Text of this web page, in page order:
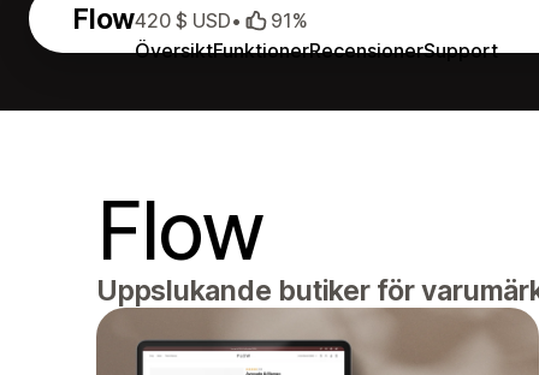
Flow
ÖversiktFunktionerRecensionerSupport
420 $ USD• 91%
Flow
Uppslukande butiker för